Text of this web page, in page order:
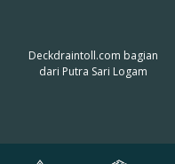
Deckdraintoll.com bagian
dari Putra Sari Logam